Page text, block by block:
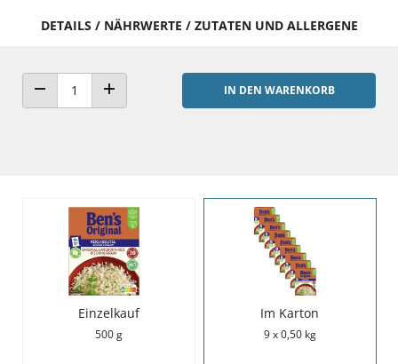
DETAILS / NÄHRWERTE / ZUTATEN UND ALLERGENE
ANZAHL VERRINGERNANZAHL ERHÖHEN
IN DEN WARENKORB
Einzelkauf
500 g
Im Karton
9 x 0,50 kg